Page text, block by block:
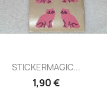
STICKERMAGIC...
1,90 €